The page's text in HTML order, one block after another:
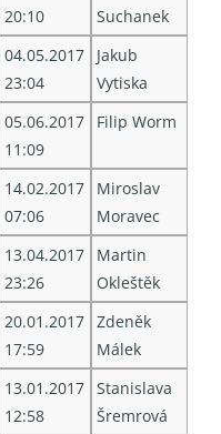
20:10
Suchanek
04.05.2017
23:04
Jakub
Vytiska
05.06.2017
11:09
Filip Worm
14.02.2017
07:06
Miroslav
Moravec
13.04.2017
23:26
Martin
Okleštěk
20.01.2017
17:59
Zdeněk
Málek
13.01.2017
12:58
Stanislava
Šremrová